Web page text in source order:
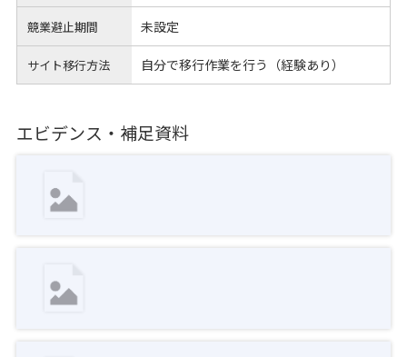
競業避止期間 未設定
サイト移行方法 自分で移行作業を行う（経験あり）
エビデンス・補足資料